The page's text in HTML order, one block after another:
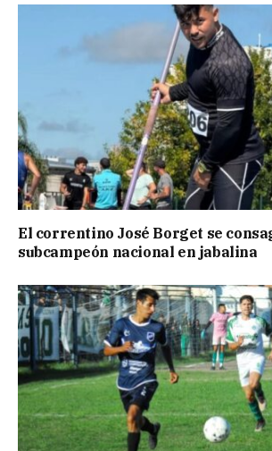
El correntino José Borget se
subcampeón nacional en jabalina